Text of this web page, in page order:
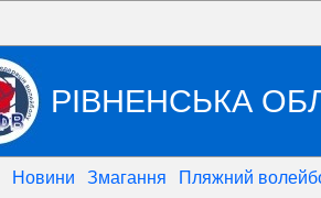
РІВНЕНСЬКА
Новини Змагання Пляжний